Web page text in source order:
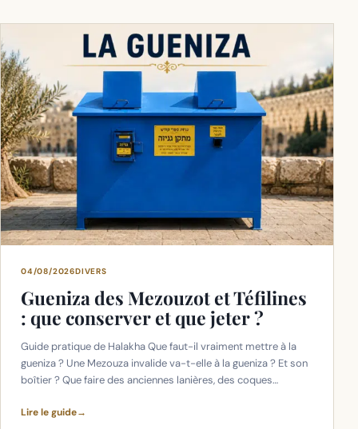
04/08/2026DIVERS
Gueniza des Mezouzot et Téfilines
: que conserver et que jeter ?
Guide pratique de Halakha Que faut-il vraiment mettre à la
gueniza ? Une Mezouza invalide va-t-elle à la gueniza ? Et son
boîtier ? Que faire des anciennes lanières, des coques…
Lire le guide→